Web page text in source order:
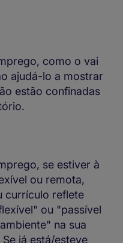
como o vai
ajudá-lo a mostrar
estão confinadas
se estiver à
ou remota,
currículo reflete
ou "passível
na sua
já está/esteve